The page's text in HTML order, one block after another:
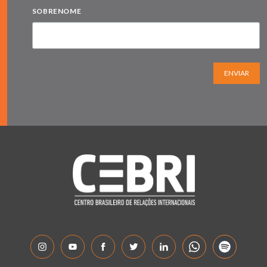
SOBRENOME
ENVIAR